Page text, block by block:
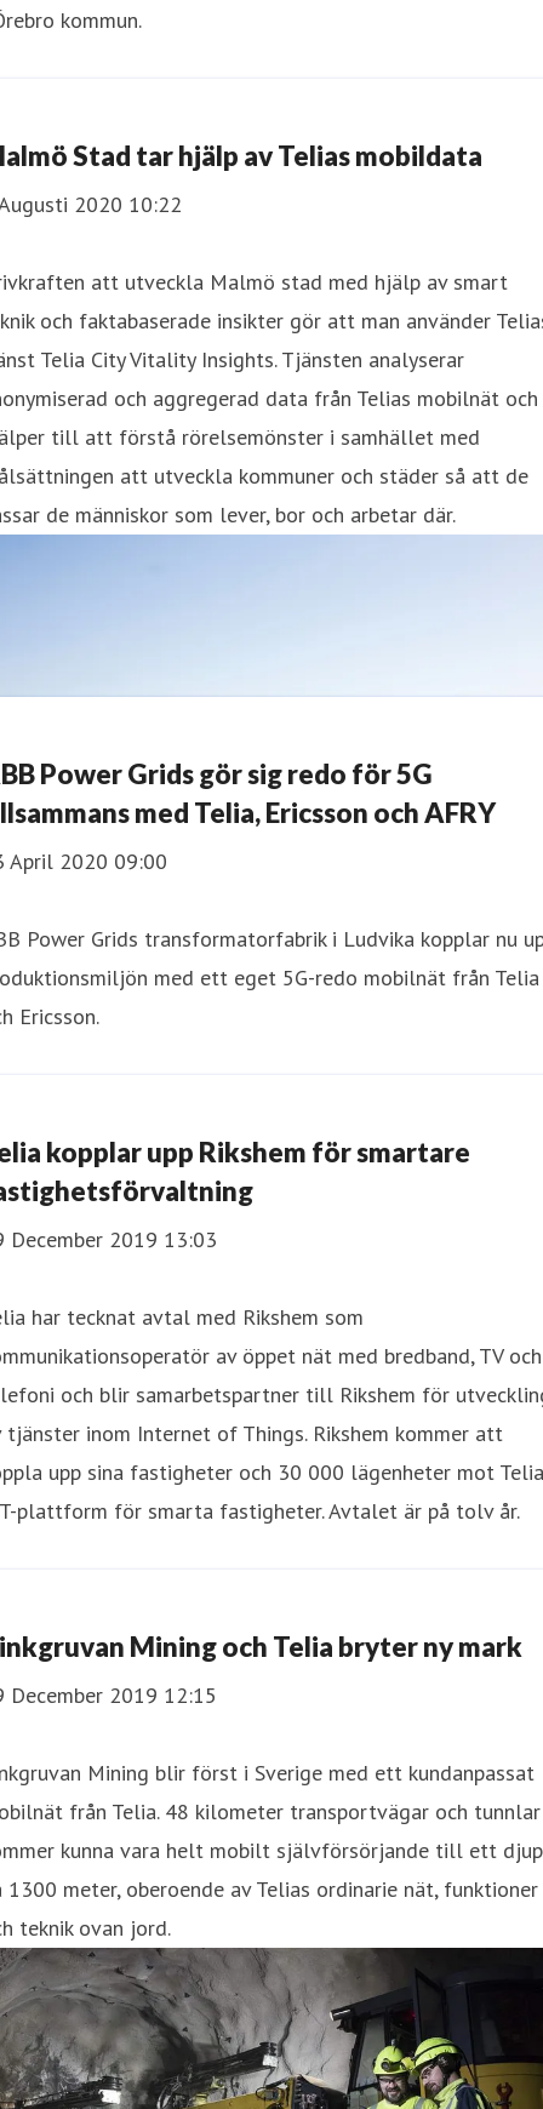
kommun.
Stad tar hjälp av Telias mobildata
2020 10:22
att utveckla Malmö stad med hjälp av smart
och faktabaserade insikter gör att man använder
Telia City Vitality Insights. Tjänsten analyserar
och aggregerad data från Telias mobilnät och
till att förstå rörelsemönster i samhället med
att utveckla kommuner och städer så att de
de människor som lever, bor och arbetar där.
Power Grids gör sig redo för 5G
med Telia, Ericsson och AFRY
April 2020 09:00
Power Grids transformatorfabrik i Ludvika kopplar nu
med ett eget 5G-redo mobilnät från Telia
Ericsson.
kopplar upp Rikshem för smartare
December 2019 13:03
har tecknat avtal med Rikshem som
av öppet nät med bredband, TV och
och blir samarbetspartner till Rikshem för
tjänster inom Internet of Things. Rikshem kommer att
upp sina fastigheter och 30 000 lägenheter mot
plattform för smarta fastigheter. Avtalet är på tolv år.
Mining och Telia bryter ny mark
December 2019 12:15
Mining blir först i Sverige med ett kundanpassat
från Telia. 48 kilometer transportvägar och tunnlar
kunna vara helt mobilt självförsörjande till ett djup
1300 meter, oberoende av Telias ordinarie nät, funktioner
teknik ovan jord.